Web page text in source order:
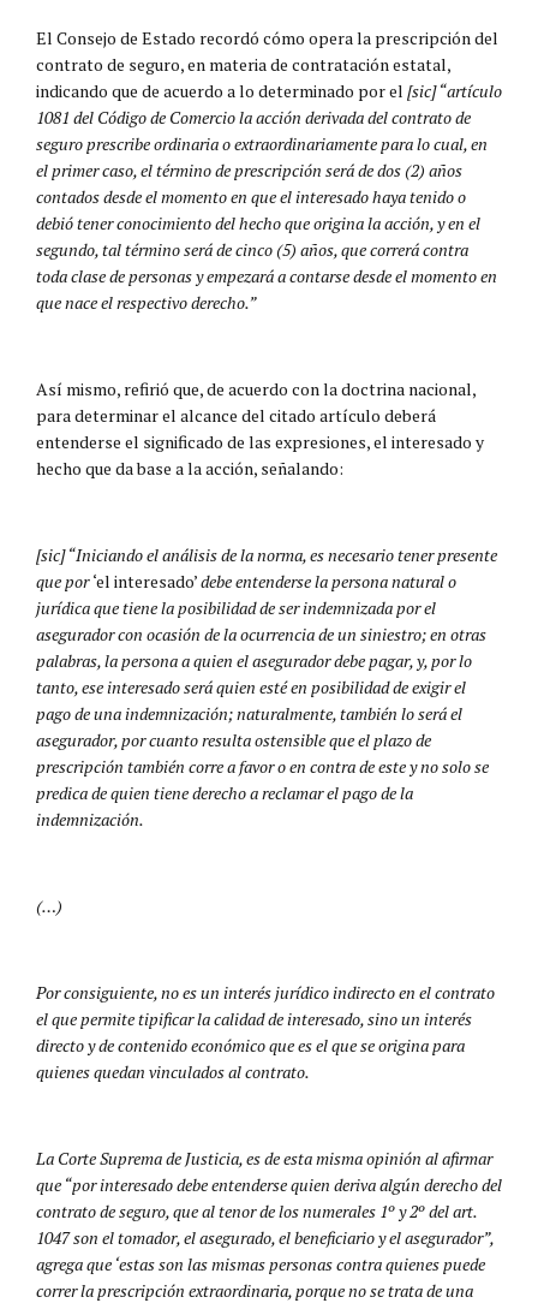
El Consejo de Estado recordó cómo opera la prescripción del
contrato de seguro, en materia de contratación estatal,
indicando que de acuerdo a lo determinado por el [sic] “artículo
1081 del Código de Comercio la acción derivada del contrato de
seguro prescribe ordinaria o extraordinariamente para lo cual, en
el primer caso, el término de prescripción será de dos (2) años
contados desde el momento en que el interesado haya tenido o
debió tener conocimiento del hecho que origina la acción, y en el
segundo, tal término será de cinco (5) años, que correrá contra
toda clase de personas y empezará a contarse desde el momento en
que nace el respectivo derecho.”
Así mismo, refirió que, de acuerdo con la doctrina nacional,
para determinar el alcance del citado artículo deberá
entenderse el significado de las expresiones, el interesado y
hecho que da base a la acción, señalando:
[sic]“Iniciando el análisis de la norma, es necesario tener presente
que por‘el interesado’debe entenderse la persona natural o
jurídica que tiene la posibilidad de ser indemnizada por el
asegurador con ocasión de la ocurrencia de un siniestro; en otras
palabras, la persona a quien el asegurador debe pagar, y, por lo
tanto, ese interesado será quien esté en posibilidad de exigir el
pago de una indemnización; naturalmente, también lo será el
asegurador, por cuanto resulta ostensible que el plazo de
prescripción también corre a favor o en contra de este y no solo se
predica de quien tiene derecho a reclamar el pago de la
indemnización.
(…)
Por consiguiente, no es un interés jurídico indirecto en el contrato
el que permite tipificar la calidad de interesado, sino un interés
directo y de contenido económico que es el que se origina para
quienes quedan vinculados al contrato.
La Corte Suprema de Justicia, es de esta misma opinión al afirmar
que “por interesado debe entenderse quien deriva algún derecho del
contrato de seguro, que al tenor de los numerales 1º y 2º del art.
1047 son el tomador, el asegurado, el beneficiario y el asegurador”,
agrega que ‘estas son las mismas personas contra quienes puede
correr la prescripción extraordinaria, porque no se trata de una